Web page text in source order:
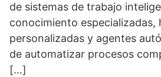
de sistemas de trabajo
conocimiento especializadas,
personalizadas y agentes
de automatizar procesos
[…]